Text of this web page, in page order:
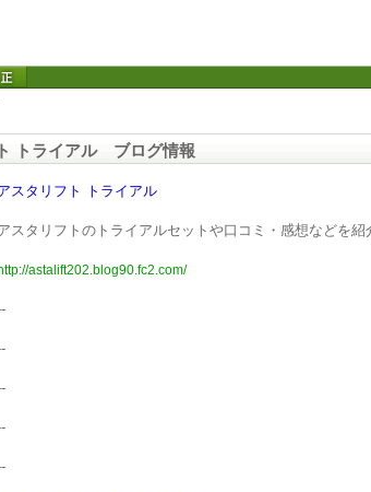
トライアル ブログ情報
スタリフト トライアル
スタリフトのトライアルセットや口コミ・感想などを紹
astalift202.blog90.fc2.com/